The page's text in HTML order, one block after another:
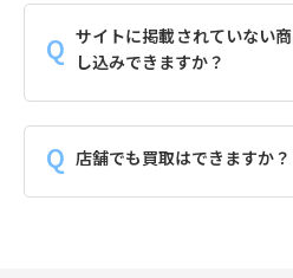
サイトに掲載されていない
し込みできますか？
店舗でも買取はできますか？